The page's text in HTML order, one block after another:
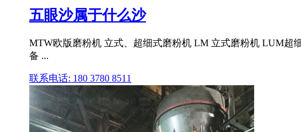
五眼沙属于什么沙
MTW欧版磨粉机 立式、超细式磨粉机 LM 立式磨粉机 LUM超
备 ...
联系电话: 180 3780 8511